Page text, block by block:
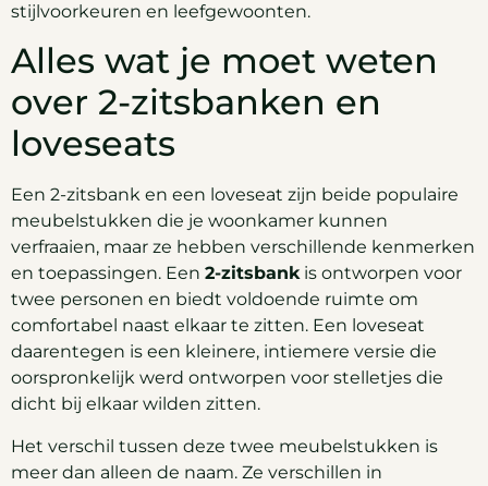
stijlvoorkeuren en leefgewoonten.
Alles wat je moet weten
over 2-zitsbanken en
loveseats
Een 2-zitsbank en een loveseat zijn beide populaire
meubelstukken die je woonkamer kunnen
verfraaien, maar ze hebben verschillende kenmerken
en toepassingen. Een 2-zitsbankis ontworpen voor
twee personen en biedt voldoende ruimte om
comfortabel naast elkaar te zitten. Een loveseat
daarentegen is een kleinere, intiemere versie die
oorspronkelijk werd ontworpen voor stelletjes die
dicht bij elkaar wilden zitten.
Het verschil tussen deze twee meubelstukken is
meer dan alleen de naam. Ze verschillen in